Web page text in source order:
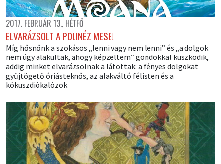
2017. FEBRUÁR 13., HÉTFŐ
ELVARÁZSOLT A POLINÉZ MESE!
Míg hősnőnk a szokásos „lenni vagy nem lenni” és „a dolgok
nem úgy alakultak, ahogy képzeltem” gondokkal küszködik,
addig minket elvarázsolnak a látottak: a fényes dolgokat
gyűjtögető óriásteknős, az alakváltó félisten és a
kókuszdiókalózok